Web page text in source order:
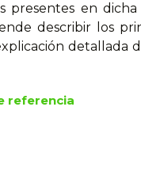
presentes en
describir los
detallada
referencia